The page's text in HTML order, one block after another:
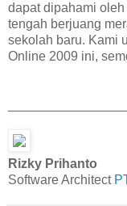
dapat dipahami
tengah berjuang
sekolah baru. Kami
Online 2009 ini,
Rizky Prihanto
Software Architect